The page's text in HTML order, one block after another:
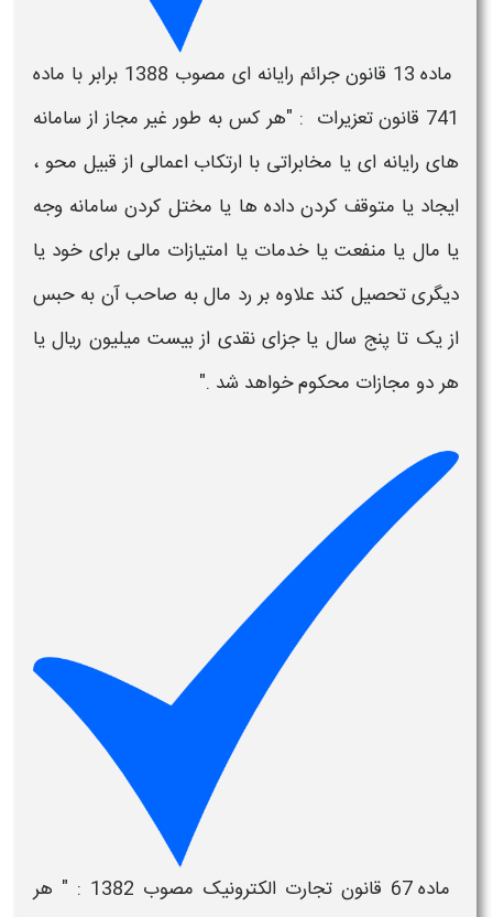
ماده 13 قانون جرائم رایانه ای
مصوب 1388 برابر با ماده
741 قانون تعزیرات : "هر کس به طور غیر مجاز از سامانه
های رایانه ای یا مخابراتی با ارتکاب اعمالی از قبیل محو ،
ایجاد یا متوقف کردن داده ها یا مختل کردن سامانه وجه
یا مال یا منفعت یا خدمات یا امتیازات مالی برای خود یا
دیگری تحصیل کند علاوه بر رد مال به صاحب آن به حبس
از یک تا پنج سال یا جزای نقدی از بیست میلیون ریال یا
هر دو مجازات محکوم خواهد شد ."
ماده 67 قانون تجارت الکترونیک مصوب 1382 : " هر